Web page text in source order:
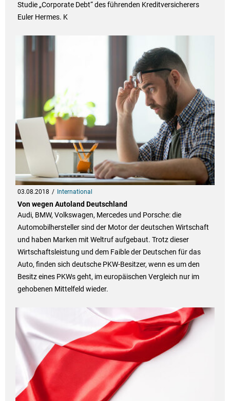
Studie „Corporate Debt“ des führenden Kreditversicherers
Euler Hermes. K
03.08.2018 International
Von wegen Autoland Deutschland
Audi, BMW, Volkswagen, Mercedes und Porsche: die
Automobilhersteller sind der Motor der deutschen Wirtschaft
und haben Marken mit Weltruf aufgebaut. Trotz dieser
Wirtschaftsleistung und dem Faible der Deutschen für das
Auto, finden sich deutsche PKW-Besitzer, wenn es um den
Besitz eines PKWs geht, im europäischen Vergleich nur im
gehobenen Mittelfeld wieder.